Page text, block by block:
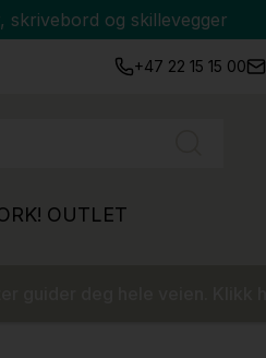
skrivebord og skillevegger
+47 22 15 15 00
OUTLET